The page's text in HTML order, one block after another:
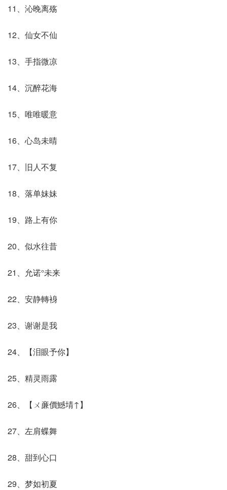
11、沁晚离殇
12、仙女不仙
13、手指微凉
14、沉醉花海
15、唯唯暖意
16、心岛未晴
17、旧人不复
18、落单妹妹
19、路上有你
20、似水往昔
21、允诺°未来
22、安静轉裑
23、谢谢是我
24、【泪眼予你】
25、精灵雨露
26、【ㄨ亷價鱤埥↑】
27、左肩蝶舞
28、甜到心口
29、梦如初夏